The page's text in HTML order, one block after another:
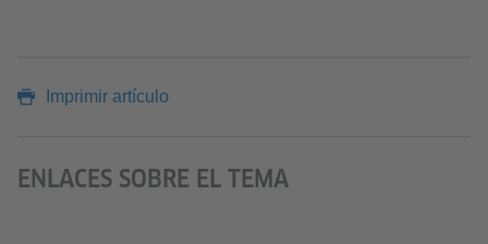
Imprimir artículo
ENLACES SOBRE EL TEMA